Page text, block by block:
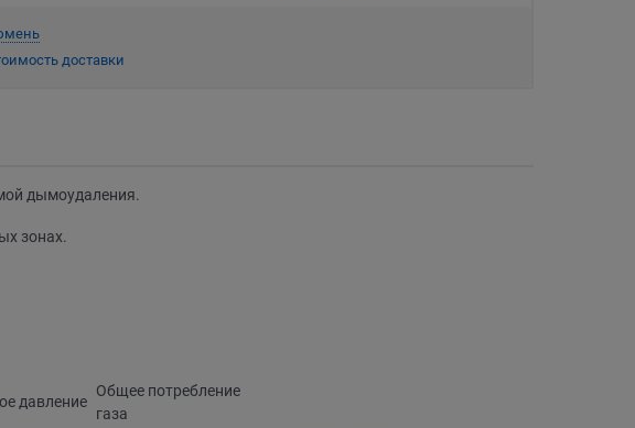
доставки
дымоудаления.
зонах.
давление
Общее потребление
газа